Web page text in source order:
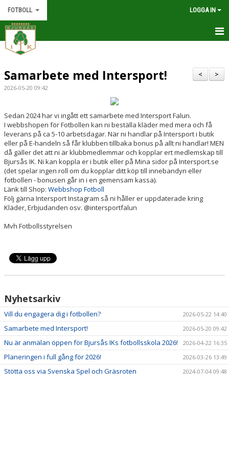
FOTBOLL LOGGA IN
FOTBOLL
NYHETER
BILDGALLERI
DOKUMENT
KONTAKT
>
<
Samarbete med Intersport!
2026-05-20 09:42
Sedan 2024 har vi ingått ett samarbete med Intersport Falun.
I webbshopen för Fotbollen kan ni beställa kläder med mera och få
leverans på ca 5-10 arbetsdagar. När ni handlar på Intersport i butik
eller på E-handeln så får klubben tillbaka bonus på allt ni handlar! MEN
då gäller det att ni är klubbmedlemmar och kopplar ert medlemskap till
Bjursås IK. Ni kan koppla er i butik eller på Mina sidor på Intersport.se
(det spelar ingen roll om du kopplar ditt köp till innebandyn eller
fotbollen - bonusen går in i en gemensam kassa).
Länk till Shop: Webbshop Fotboll
Följ gärna Intersport Instagram så ni håller er uppdaterade kring
Kläder, Erbjudanden osv. @intersportfalun
Mvh Fotbollsstyrelsen
Nyhetsarkiv
Vill du engagera dig i fotbollen? 2026-05-22 14:40
Samarbete med Intersport! 2026-05-20 09:42
Nu är anmälan öppen för Bjursås IKs fotbollsskola 2026! 2026-04-22 16:35
Planeringen i full gång för 2026! 2026-03-26 13:49
Stötta oss via Svenska Spel och Gräsroten 2024-07-04 09:48